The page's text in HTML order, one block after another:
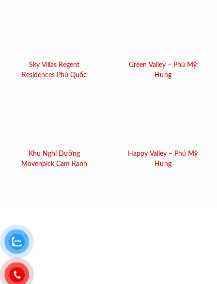
Sky Villas Regent
Residences Phú Quốc
Green Valley – Phú Mỹ
Hưng
Khu Nghỉ Dưỡng
Movenpick Cam Ranh
Happy Valley – Phú Mỹ
Hưng